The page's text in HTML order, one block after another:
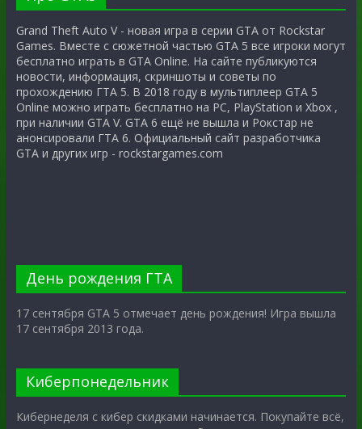
Grand Theft Auto V - новая игра в серии GTA от Rockstar
Games. Вместе с сюжетной частью GTA 5 все игроки могут
бесплатно играть в GTA Online. На сайте публикуются
новости, информация, скриншоты и советы по
прохождению ГТА 5. В 2018 году в мультиплеер GTA 5
Online можно играть бесплатно на PC, PlayStation и Xbox ,
при наличии GTA V. GTA 6 ещё не вышла и Рокстар не
анонсировали ГТА 6. Официальный сайт разработчика
GTA и других игр - rockstargames.com
День рождения ГТА
17 сентября GTA 5 отмечает день рождения! Игра вышла
17 сентября 2013 года.
Киберпонедельник
Кибернеделя с кибер скидками начинается. Покупайте всё,